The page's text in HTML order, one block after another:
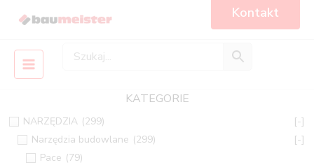
Kontakt
Main
KATEGORIE
NARZĘDZIA (299)
[-]
Narzędzia budowlane (299)
[-]
Pace (79)